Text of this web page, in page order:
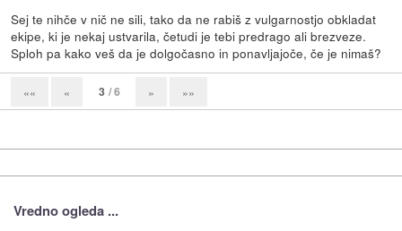
Sej te nihče v nič ne sili, tako da ne rabiš z vulgarnostjo obkladat
ekipe, ki je nekaj ustvarila, četudi je tebi predrago ali brezveze.
Sploh pa kako veš da je dolgočasno in ponavljajoče, če je nimaš?
«« « 3 / 6 » »»
Vredno ogleda ...